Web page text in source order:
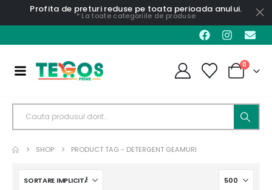
Profita de preturi reduse pe toata perioada anului.
* La toate categoriile de produse
0
SHOP PRODUCT TAG - DETERGENT GEAMURI